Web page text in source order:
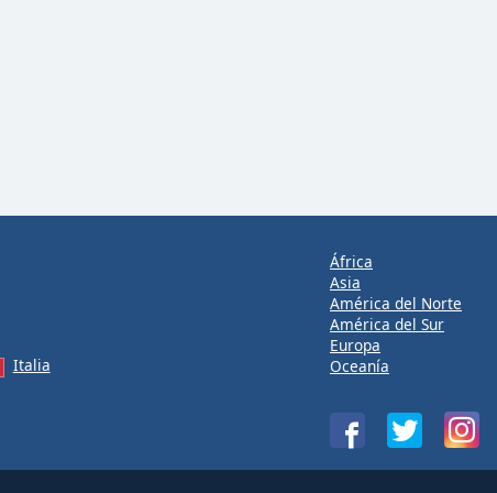
Italia
África
Asia
América del Norte
América del Sur
Europa
Oceanía